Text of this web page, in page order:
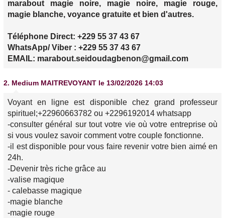
marabout magie noire, magie noire, magie rouge,
magie blanche, voyance gratuite et bien d'autres.
Téléphone Direct: +229 55 37 43 67
WhatsApp/ Viber : +229 55 37 43 67
EMAIL: marabout.seidoudagbenon@gmail.com
2. Medium MAITREVOYANT le 13/02/2026 14:03
Voyant en ligne est disponible chez grand professeur
spirituel;+22960663782 ou +2296192014 whatsapp
-consulter général sur tout votre vie où votre entreprise où
si vous voulez savoir comment votre couple fonctionne.
-il est disponible pour vous faire revenir votre bien aimé en
24h.
-Devenir très riche grâce au
-valise magique
- calebasse magique
-magie blanche
-magie rouge